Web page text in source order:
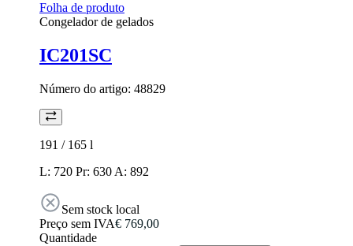
Folha de produto
Congelador de gelados
IC201SC
Número do artigo: 48829
191 / 165 l
L: 720 Pr: 630 A: 892
Sem stock local
Preço sem IVA€ 769,00
Quantidade